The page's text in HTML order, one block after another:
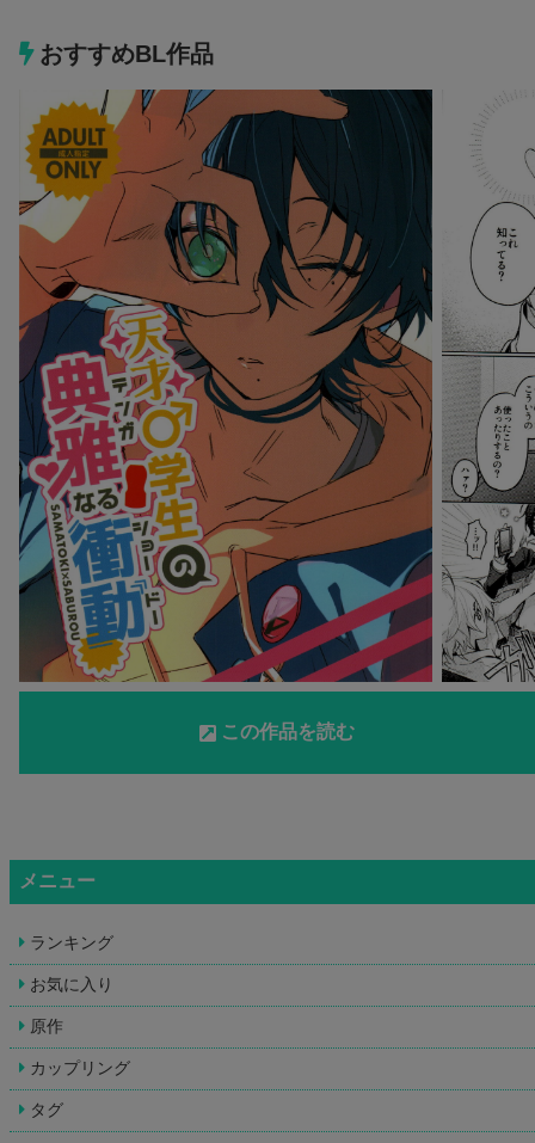
おすすめBL作品
この作品を読む
メニュー
ランキング
お気に入り
原作
カップリング
タグ